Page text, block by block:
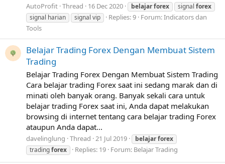
AutoProfit Thread 16 Dec 2020 belajarforex signal forex
signal harian
signal vip Replies: 9 Forum:Indicators dan
Tools
Belajar Trading Forex Dengan Membuat Sistem
Trading
Belajar Trading Forex Dengan Membuat Sistem Trading
Cara belajar trading Forex saat ini sedang marak dan di
minati oleh banyak orang. Banyak sekali cara untuk
belajar trading Forex saat ini, Anda dapat melakukan
browsing di internet tentang cara belajar trading Forex
ataupun Anda dapat...
davelinglung Thread 21 Jul 2019 belajarforex
tradingforex Replies: 19 Forum: Belajar Trading